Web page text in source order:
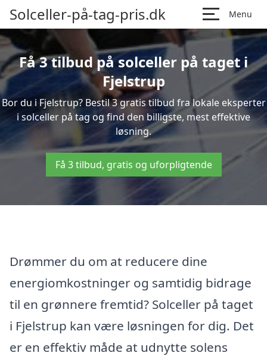
Solceller-på-tag-pris.dk Menu
Få 3 tilbud på solceller på taget i
Fjelstrup
Bor du i Fjelstrup? Bestil 3 gratis tilbud fra lokale eksperter
i solceller på tag og find den billigste, mest effektive
løsning.
Få 3 tilbud, gratis og uforpligtende
Drømmer du om at reducere dine
energiomkostninger og samtidig bidrage
til en grønnere fremtid? Solceller på taget
i Fjelstrup kan være løsningen for dig. Det
er en effektiv måde at udnytte solens